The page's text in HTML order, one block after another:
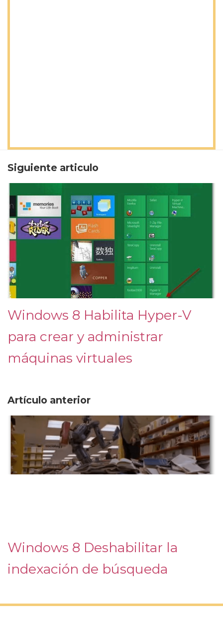
Siguiente articulo
Windows 8 Habilita Hyper-V
para crear y administrar
máquinas virtuales
Artículo anterior
Windows 8 Deshabilitar la
indexación de búsqueda